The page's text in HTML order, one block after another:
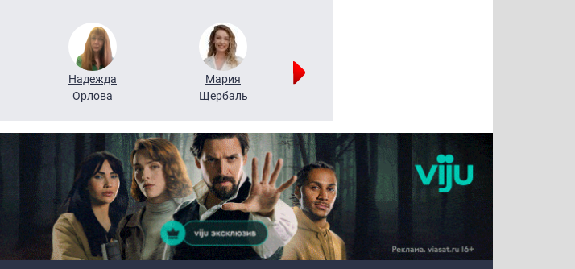
Надежда
Орлова
Мария
Щербаль